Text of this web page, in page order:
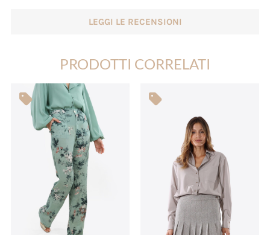
LEGGI LE RECENSIONI
PRODOTTI CORRELATI